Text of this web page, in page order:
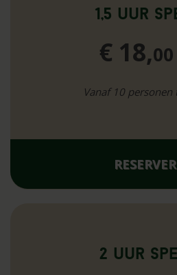
1,5 uur
€ 18,
Vanaf 10 personen
2 uur